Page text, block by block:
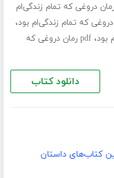
دانلود pdf رمان دروغی که تمام زندگی‌ام
که تمام زندگی‌ام بود،
بود،
pdf رمان دروغی که
دانلود کتاب
کتاب‌های داستان